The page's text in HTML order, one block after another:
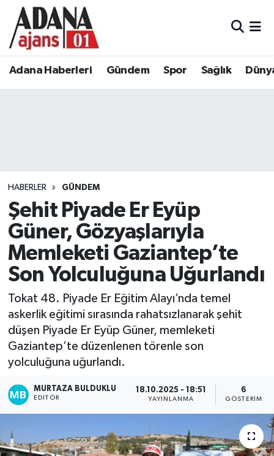
Adana Haberleri Gündem Spor Sağlık
HABERLER GÜNDEM
Şehit Piyade Er Eyüp
Güner, Gözyaşlarıyla
Memleketi Gaziantep’te
Son Yolculuğuna Uğurlandı
Tokat 48. Piyade Er Eğitim Alayı’nda temel
askerlik eğitimi sırasında rahatsızlanarak şehit
düşen Piyade Er Eyüp Güner, memleketi
Gaziantep’te düzenlenen törenle son
yolculuğuna uğurlandı.
MURTAZA BULDUKLU
EDITÖR
18.10.2025 - 18:51
YAYINLANMA
6
GÖSTERIM
Adana Haberleri
Eğitim
Siyaset
Ekonomi
Kadın
Magazin
Yaşam
Adana Nöbetçi Eczaneler
Tüm Manşetler
Son Dakika Haberleri
Haber Arşivi